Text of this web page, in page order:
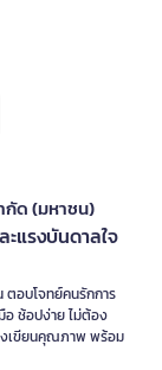
กัด (มหาชน)
แรงบันดาลใจ
ตอบโจทย์คนรักการ
อ ช้อปง่าย ไม่ต้อง
งเขียนคุณภาพ พร้อม